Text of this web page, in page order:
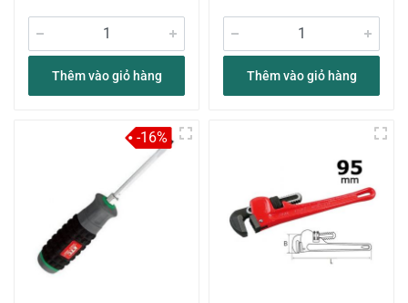
Thêm vào giỏ hàng Thêm vào giỏ hàng
-16%